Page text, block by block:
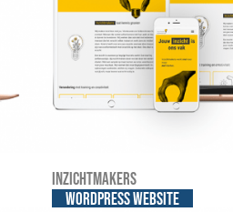
Inzichtmakers
WordPress website